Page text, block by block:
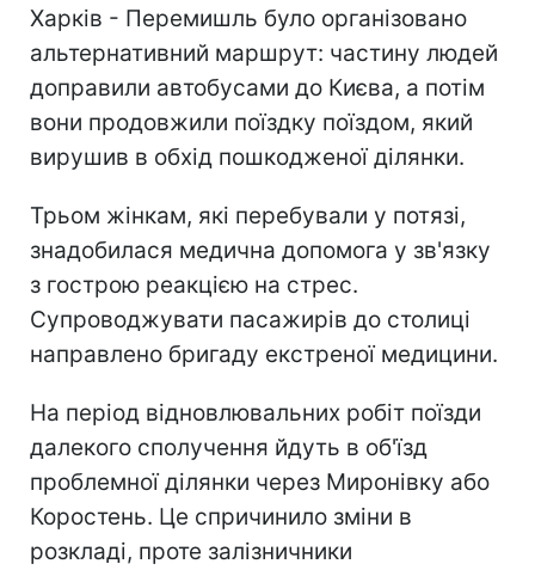
Харків - Перемишль було організовано
альтернативний маршрут: частину людей
доправили автобусами до Києва, а потім
вони продовжили поїздку поїздом, який
вирушив в обхід пошкодженої ділянки.
Трьом жінкам, які перебували у потязі,
знадобилася медична допомога у зв'язку
з гострою реакцією на стрес.
Супроводжувати пасажирів до столиці
направлено бригаду екстреної медицини.
На період відновлювальних робіт поїзди
далекого сполучення йдуть в об'їзд
проблемної ділянки через Миронівку або
Коростень. Це спричинило зміни в
розкладі, проте залізничники